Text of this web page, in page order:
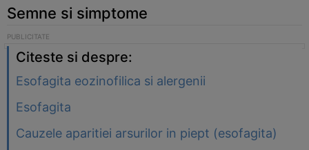
Semne si simptome
Citeste si despre:
Esofagita eozinofilica si alergenii
Esofagita
Cauzele aparitiei arsurilor in piept (esofagita)